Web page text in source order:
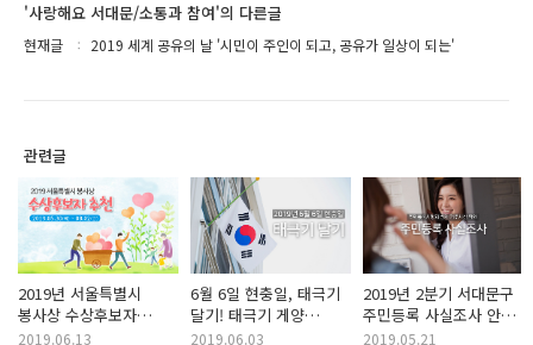
'사랑해요 서대문/소통과 참여'의 다른글
현재글 2019 세계 공유의 날 '시민이 주인이 되고, 공유가 일상이 되는'
관련글
2019년 서울특별시
봉사상 수상후보자
추천해주세요!
2019.06.13
6월 6일 현충일, 태극기
달기! 태극기 게양
방법은?
2019.06.03
2019년 2분기 서대문구
주민등록 사실조사 안내!
자진 신고 과태료는?
2019.05.21